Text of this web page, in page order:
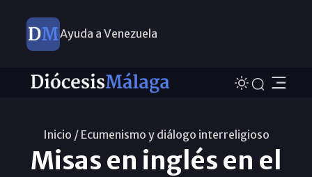
Ayuda a Venezuela
Inicio / Ecumenismo y diálogo interreligioso
Misas en inglés en el